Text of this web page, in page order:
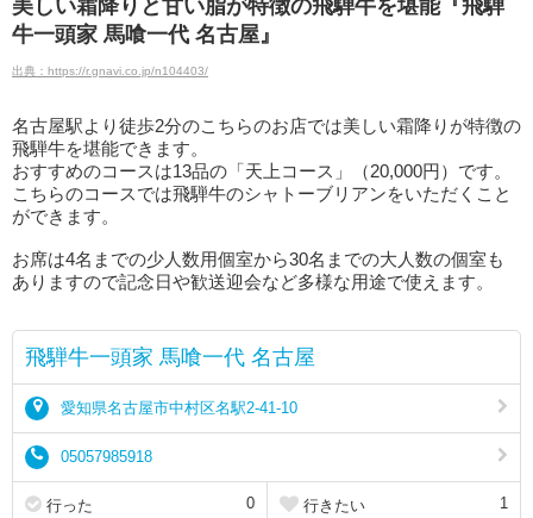
美しい霜降りと甘い脂が特徴の飛騨牛を堪能『飛騨
牛一頭家 馬喰一代 名古屋』
出典：https://r.gnavi.co.jp/n104403/
名古屋駅より徒歩2分のこちらのお店では美しい霜降りが特徴の
飛騨牛を堪能できます。
おすすめのコースは13品の「天上コース」（20,000円）です。
こちらのコースでは飛騨牛のシャトーブリアンをいただくこと
ができます。
お席は4名までの少人数用個室から30名までの大人数の個室も
ありますので記念日や歓送迎会など多様な用途で使えます。
飛騨牛一頭家 馬喰一代 名古屋
愛知県名古屋市中村区名駅2-41-10
05057985918
行った 0 行きたい 1